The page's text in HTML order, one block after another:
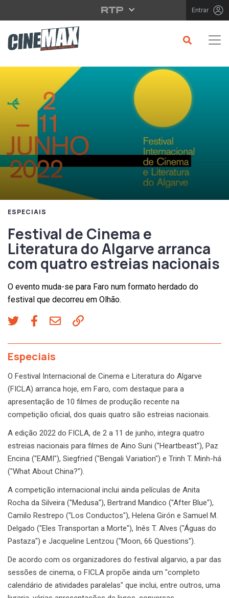
Saltar para o conteúdo principal Entrar
ESPECIAIS
Festival de Cinema e
Literatura do Algarve arranca
com quatro estreias nacionais
O evento muda-se para Faro num formato herdado do
festival que decorreu em Olhão.
Especiais
O Festival Internacional de Cinema e Literatura do Algarve
(FICLA) arranca hoje, em Faro, com destaque para a
apresentação de 10 filmes de produção recente na
competição oficial, dos quais quatro são estreias nacionais.
A edição 2022 do FICLA, de 2 a 11 de junho, integra quatro
estreias nacionais para filmes de Aino Suni ("Heartbeast"), Paz
Encina ("EAMI"), Siegfried ("Bengali Variation") e Trinh T. Minh-há
("What About China?").
A competição internacional inclui ainda películas de Anita
Rocha da Silveira ("Medusa"), Bertrand Mandico ("After Blue"),
Camilo Restrepo ("Los Conductos"), Helena Girón e Samuel M.
Delgado ("Eles Transportan a Morte"), Inês T. Alves ("Águas do
Pastaza") e Jacqueline Lentzou ("Moon, 66 Questions").
De acordo com os organizadores do festival algarvio, a par das
sessões de cinema, o FICLA propõe ainda um "completo
calendário de atividades paralelas" que inclui, entre outros, uma